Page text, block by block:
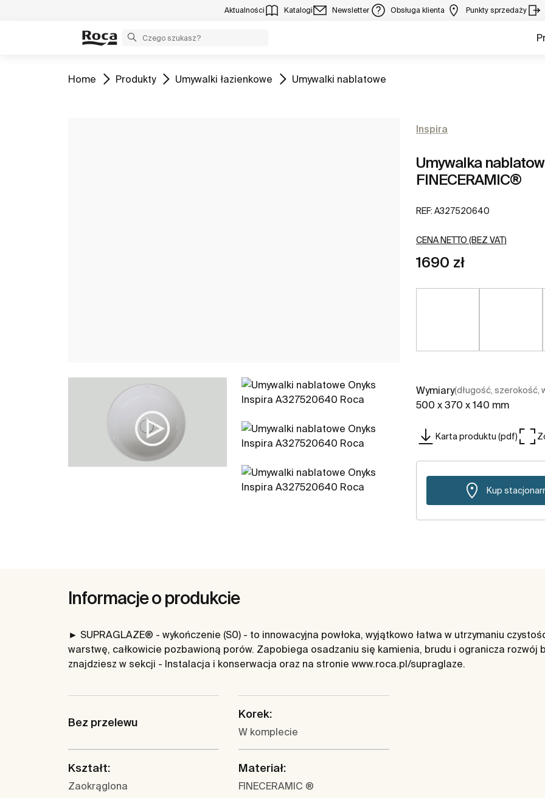
Aktualności Katalogi Newsletter Obsługa klienta Punkty sprzedaży
Zobacz
Home Zobacz
Produkty Zobacz
Umywalki łazienkowe Zobacz
Umywalki nablatowe
Inspira
Umywalka
FINECERAMIC®
REF: A327520640
CENA NETTO (BEZ VAT)
1690 zł
Wymiary(długość, szerokość,
500 x 370 x 140 mm
Karta produktu (pdf)
Kup
Informacje o produkcie
► SUPRAGLAZE® - wykończenie (S0) - to innowacyjna powłoka, wyjątkowo łatwa w utrzymaniu
warstwę, całkowicie pozbawioną porów. Zapobiega osadzaniu się kamienia, brudu i ogranicza rozwój
znajdziesz w sekcji - Instalacja i konserwacja oraz na stronie www.roca.pl/supraglaze.
Bez przelewu
Korek:
W komplecie
Kształt:
Zaokrąglona
Materiał:
FINECERAMIC ®